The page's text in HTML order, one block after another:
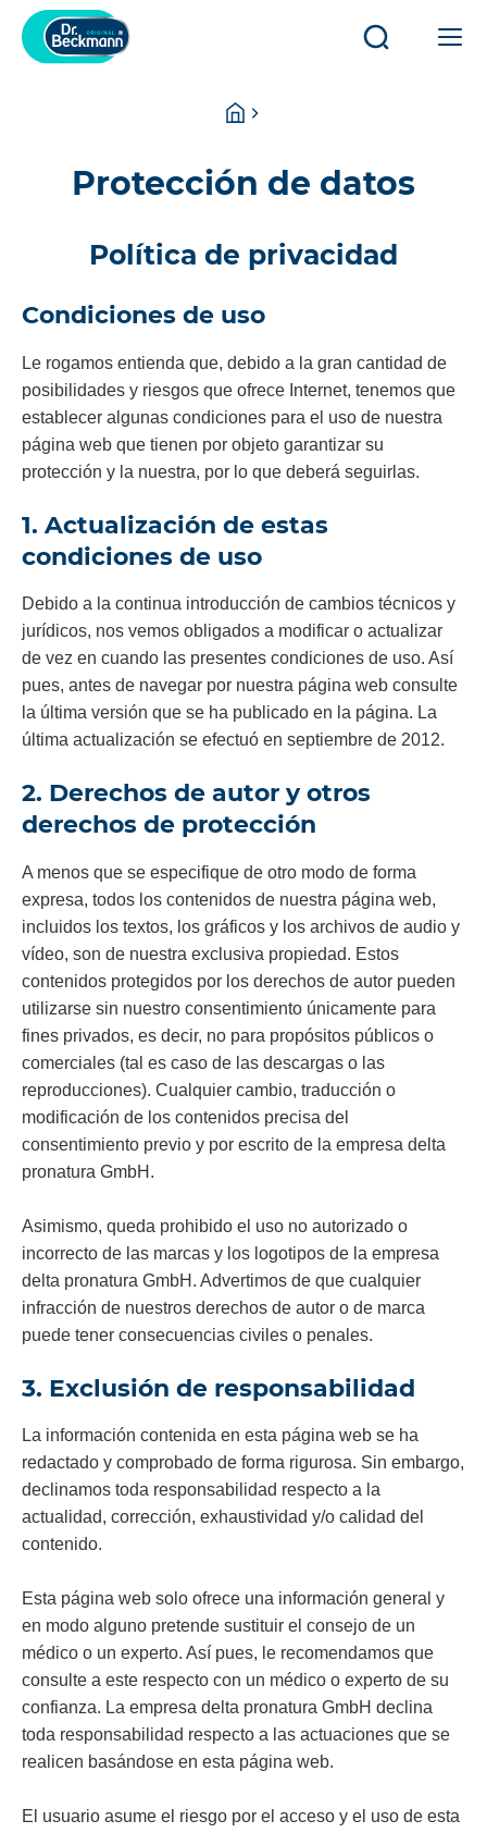
Abrir/cerrar
Homepage
Protección de datos
Política de privacidad
Condiciones de uso
Le rogamos entienda que, debido a la gran cantidad de
posibilidades y riesgos que ofrece Internet, tenemos que
establecer algunas condiciones para el uso de nuestra
página web que tienen por objeto garantizar su
protección y la nuestra, por lo que deberá seguirlas.
1. Actualización de estas
condiciones de uso
Debido a la continua introducción de cambios técnicos y
jurídicos, nos vemos obligados a modificar o actualizar
de vez en cuando las presentes condiciones de uso. Así
pues, antes de navegar por nuestra página web consulte
la última versión que se ha publicado en la página. La
última actualización se efectuó en septiembre de 2012.
2. Derechos de autor y otros
derechos de protección
A menos que se especifique de otro modo de forma
expresa, todos los contenidos de nuestra página web,
incluidos los textos, los gráficos y los archivos de audio y
vídeo, son de nuestra exclusiva propiedad. Estos
contenidos protegidos por los derechos de autor pueden
utilizarse sin nuestro consentimiento únicamente para
fines privados, es decir, no para propósitos públicos o
comerciales (tal es caso de las descargas o las
reproducciones). Cualquier cambio, traducción o
modificación de los contenidos precisa del
consentimiento previo y por escrito de la empresa delta
pronatura GmbH.
Asimismo, queda prohibido el uso no autorizado o
incorrecto de las marcas y los logotipos de la empresa
delta pronatura GmbH. Advertimos de que cualquier
infracción de nuestros derechos de autor o de marca
puede tener consecuencias civiles o penales.
3. Exclusión de responsabilidad
La información contenida en esta página web se ha
redactado y comprobado de forma rigurosa. Sin embargo,
declinamos toda responsabilidad respecto a la
actualidad, corrección, exhaustividad y/o calidad del
contenido.
Esta página web solo ofrece una información general y
en modo alguno pretende sustituir el consejo de un
médico o un experto. Así pues, le recomendamos que
consulte a este respecto con un médico o experto de su
confianza. La empresa delta pronatura GmbH declina
toda responsabilidad respecto a las actuaciones que se
realicen basándose en esta página web.
El usuario asume el riesgo por el acceso y el uso de esta